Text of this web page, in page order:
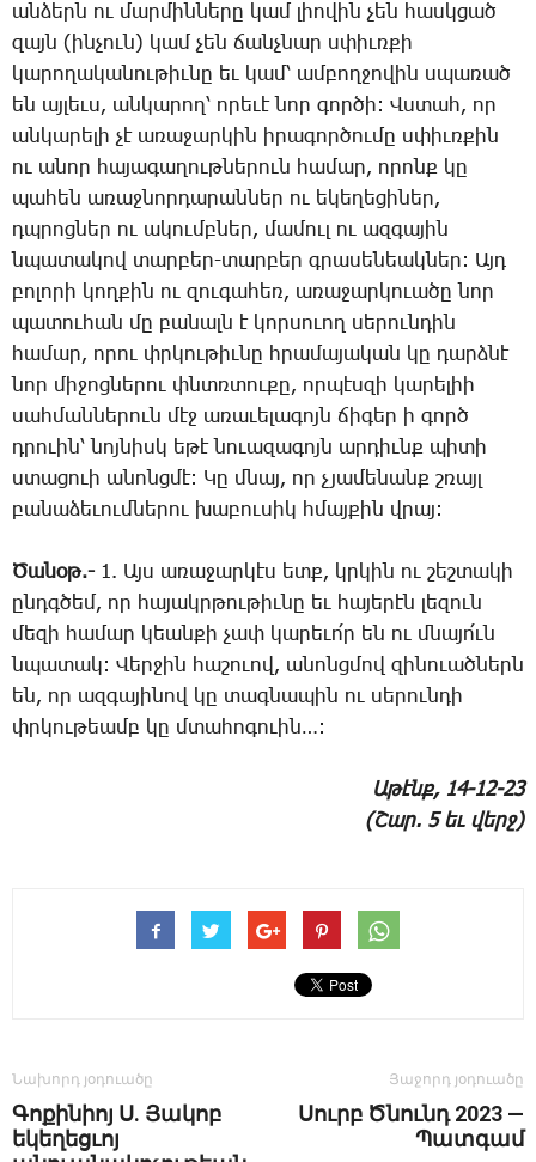
ան­ձերն ու մար­մին­նե­րը կամ լիո­վին չեն հասկ­ցած
զայն (ին­չուն) կամ չեն ճանչ­նար սփիւռ­քի
կա­րո­ղա­կա­նու­թիւ­նը եւ կամ՝ ամ­բող­ջո­վին սպա­ռած
են այ­լեւս, ան­կա­րող՝ ո­րե­ւէ նոր գոր­ծի: Վս­տահ, որ
ան­կա­րե­լի չէ ա­ռա­ջար­կին ի­րա­գոր­ծու­մը սփիւռ­քին
ու ա­նոր հա­յա­գա­ղութ­նե­րուն հա­մար, ո­րոնք կը
պա­հեն ա­ռաջ­նոր­դա­րան­ներ ու ե­կե­ղե­ցի­ներ,
դպրոց­ներ ու ա­կումբ­ներ, մա­մուլ ու ազ­գա­յին
նպա­տա­կով տար­բեր-տար­բեր գրա­սե­նեակ­ներ: Այդ
բո­լո­րի կող­քին ու զու­գա­հեռ, ա­ռա­ջար­կո­ւա­ծը նոր
պա­տու­հան մը բա­նալն է կոր­սո­ւող սե­րուն­դին
հա­մար, ո­րու փրկու­թիւ­նը հրա­մա­յա­կան կը դարձ­նէ
նոր մի­ջոց­նե­րու փնտռտու­քը, որ­պէս­զի կա­րե­լիի
սահ­ման­նե­րուն մէջ ա­ռա­ւե­լա­գոյն ճի­գեր ի գործ
դրո­ւին՝ նոյ­նիսկ ե­թէ նո­ւա­զա­գոյն ար­դիւնք պի­տի
ստա­ցո­ւի ա­նոնց­մէ: ­Կը մնայ, որ չյա­մե­նանք շռայլ
բա­նա­ձե­ւում­նե­րու խա­բու­սիկ հմայ­քին վրայ:
­Ծա­նօթ.-1. Այս ա­ռա­ջար­կէս ետք, կրկին ու շեշ­տա­կի
ընդգ­ծեմ, որ հա­յակր­թու­թիւ­նը եւ հա­յե­րէն լե­զուն
մե­զի հա­մար կեան­քի չափ կա­րե­ւո՛ր են ու մնա­յո՛ւն
նպա­տակ: ­Վեր­ջին հա­շո­ւով, ա­նոնց­մով զի­նո­ւած­ներն
են, որ ազ­գա­յի­նով կը տագնա­պին ու սե­րուն­դի
փրկու­թեամբ կը մտա­հո­գո­ւին…:
Ա­թէնք, 14-12-23
(Շար. 5 եւ վերջ)
Նախորդ յօդուածը
­Գոքինիոյ Ս. Յակոբ
եկեղեցւոյ
Յաջորդ յօդուածը
Սուրբ Ծնունդ 2023 —
Պատգամ